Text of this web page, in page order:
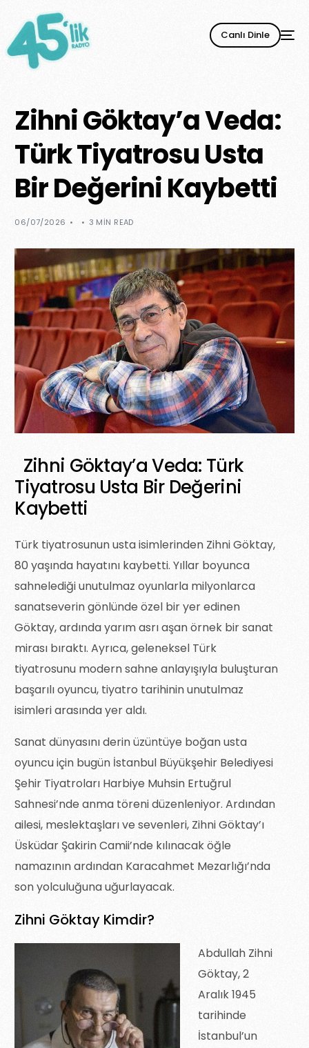
Canlı Dinle
Zihni Göktay’a Veda:
Türk Tiyatrosu Usta
Bir Değerini Kaybetti
06/07/2026 3 MIN READ
Zihni Göktay’a Veda: Türk
Tiyatrosu Usta Bir Değerini
Kaybetti
Türk tiyatrosunun usta isimlerinden Zihni Göktay,
80 yaşında hayatını kaybetti. Yıllar boyunca
sahnelediği unutulmaz oyunlarla milyonlarca
sanatseverin gönlünde özel bir yer edinen
Göktay, ardında yarım asrı aşan örnek bir sanat
mirası bıraktı. Ayrıca, geleneksel Türk
tiyatrosunu modern sahne anlayışıyla buluşturan
başarılı oyuncu, tiyatro tarihinin unutulmaz
isimleri arasında yer aldı.
Sanat dünyasını derin üzüntüye boğan usta
oyuncu için bugün İstanbul Büyükşehir Belediyesi
Şehir Tiyatroları Harbiye Muhsin Ertuğrul
Sahnesi’nde anma töreni düzenleniyor. Ardından
ailesi, meslektaşları ve sevenleri, Zihni Göktay’ı
Üsküdar Şakirin Camii’nde kılınacak öğle
namazının ardından Karacahmet Mezarlığı’nda
son yolculuğuna uğurlayacak.
Zihni Göktay Kimdir?
Abdullah Zihni
Göktay, 2
Aralık 1945
tarihinde
İstanbul’un